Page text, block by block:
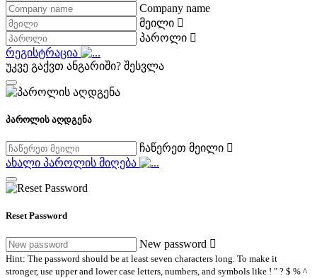
Company name
მეილი
პაროლი
რეგისტრაცია
უკვე გაქვთ ანგარიში? შესვლა
პაროლის აღდგენა
ჩაწერეთ მეილი
ახალი პაროლის მიღება
Reset Password
New password
Hint: The password should be at least seven characters long. To make it
stronger, use upper and lower case letters, numbers, and symbols like ! " ? $ % ^